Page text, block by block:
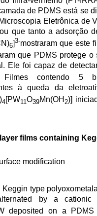
de PDMS está se
Eletrônica de
que tanto a adsorção
6]3-mostraram que este
que PDMS protege o
Ele foi capaz de
Filmes contendo 5
à queda da
4[PW11O39Mn(OH 2)]
films containing
modification
type
by a cationic
deposited on a PDMS